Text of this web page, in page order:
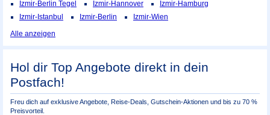
Izmir-Berlin Tegel
Izmir-Hannover
Izmir-Hamburg
Izmir-Istanbul
Izmir-Berlin
Izmir-Wien
Alle anzeigen
Hol dir Top Angebote direkt in dein
Postfach!
Freu dich auf exklusive Angebote, Reise-Deals, Gutschein-Aktionen und bis zu 70 %
Preisvorteil.